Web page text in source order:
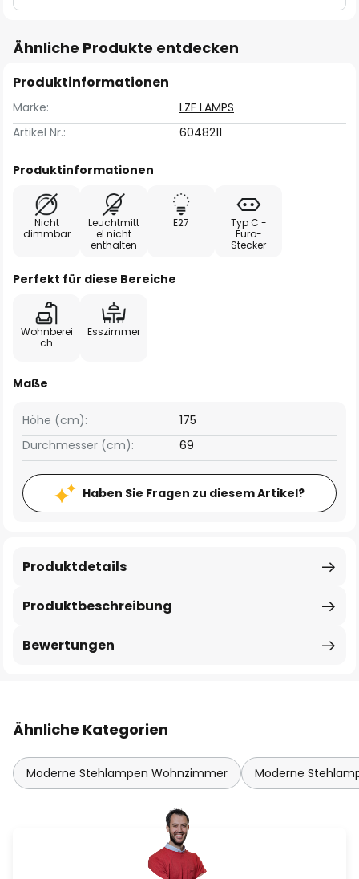
Ähnliche Produkte entdecken
Produktinformationen
Marke:
LZF LAMPS
Artikel Nr.:
6048211
Produktinformationen
Nicht
dimmbar
Leuchtmitt
el nicht
enthalten
E27
Typ C -
Euro-
Stecker
Perfekt für diese Bereiche
Wohnberei
ch
Esszimmer
Maße
Höhe (cm):
175
Durchmesser (cm):
69
Haben Sie Fragen zu diesem Artikel?
Produktbeschreibung
Produktdetails
Bewertungen
Ähnliche Kategorien
Moderne Stehlampen Wohnzimmer Moderne